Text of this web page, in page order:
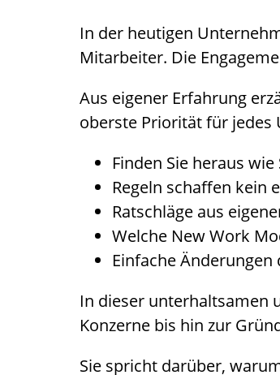
In der heutigen
Mitarbeiter. Die
Aus eigener Erfahrung
oberste Priorität für jedes
Finden Sie heraus
Regeln schaffen kein
Ratschläge aus
Welche New Work
Einfache
In dieser unterhaltsamen
Konzerne bis hin zur
Sie spricht darüber,